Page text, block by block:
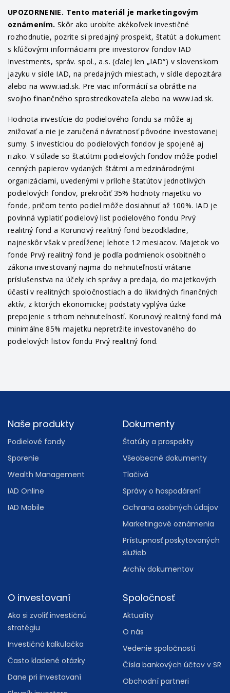
UPOZORNENIE. Tento materiál je marketingovým
oznámením. Skôr ako urobíte akékoľvek investičné
rozhodnutie, pozrite si predajný prospekt, štatút a dokument
s kľúčovými informáciami pre investorov fondov IAD
Investments, správ. spol., a.s. (ďalej len „IAD“) v slovenskom
jazyku v sídle IAD, na predajných miestach, v sídle depozitára
alebo na www.iad.sk. Pre viac informácií sa obráťte na
svojho finančného sprostredkovateľa alebo na www.iad.sk.
Hodnota investície do podielového fondu sa môže aj
znižovať a nie je zaručená návratnosť pôvodne investovanej
sumy. S investíciou do podielových fondov je spojené aj
riziko. V súlade so štatútmi podielových fondov môže podiel
cenných papierov vydaných štátmi a medzinárodnými
organizáciami, uvedenými v prílohe štatútov jednotlivých
podielových fondov, prekročiť 35% hodnoty majetku vo
fonde, pričom tento podiel môže dosiahnuť až 100%. IAD je
povinná vyplatiť podielový list podielového fondu Prvý
realitný fond a Korunový realitný fond bezodkladne,
najneskôr však v predĺženej lehote 12 mesiacov. Majetok vo
fonde Prvý realitný fond je podľa podmienok osobitného
zákona investovaný najmä do nehnuteľností vrátane
príslušenstva na účely ich správy a predaja, do majetkových
účastí v realitných spoločnostiach a do likvidných finančných
aktív, z ktorých ekonomickej podstaty vyplýva úzke
prepojenie s trhom nehnuteľností. Korunový realitný fond má
minimálne 85% majetku nepretržite investovaného do
podielových listov fondu Prvý realitný fond.
Footer
Naše produkty
Podielové fondy
Sporenie
Wealth Management
IAD Online
IAD Mobile
Dokumenty
Štatúty a prospekty
Všeobecné dokumenty
Tlačivá
Správy o hospodárení
Ochrana osobných údajov
Marketingové oznámenia
Prístupnosť poskytovaných
služieb
Archív dokumentov
O investovaní
Ako si zvoliť investičnú
stratégiu
Investičná kalkulačka
Často kladené otázky
Dane pri investovaní
Spoločnosť
Aktuality
O nás
Vedenie spoločnosti
Čísla bankových účtov v SR
Obchodní partneri